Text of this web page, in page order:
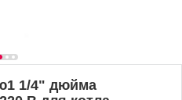
1/4" дюйма